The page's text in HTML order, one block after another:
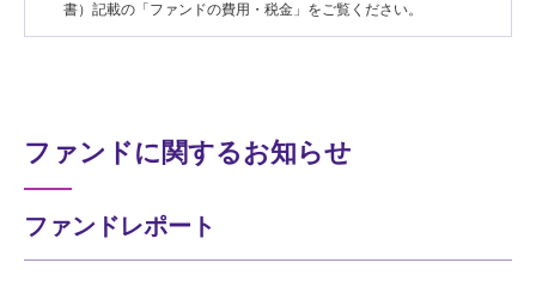
書）記載の「ファンドの費用・税金」をご覧ください。
ファンドに関するお知らせ
ファンドレポート